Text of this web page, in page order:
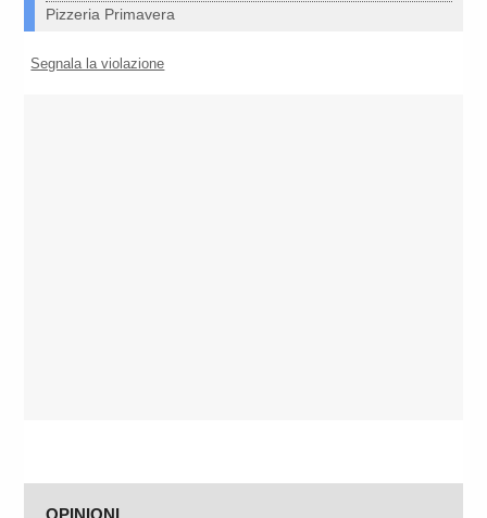
Pizzeria Primavera
Segnala la violazione
OPINIONI